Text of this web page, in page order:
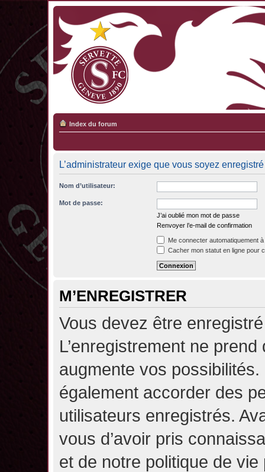
Index du forum
L’administrateur exige que vous soyez
Nom d’utilisateur:
Mot de passe:
J’ai oublié mon mot de passe
Renvoyer l’e-mail de confirmation
Me connecter automatiquement
Cacher mon statut en ligne pour
M’ENREGISTRER
Vous devez être
L’enregistrement ne
augmente vos possibilités.
également accorder des
utilisateurs enregistrés.
vous d’avoir pris
et de notre politique de